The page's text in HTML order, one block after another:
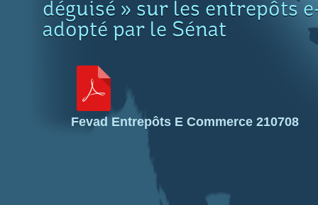
déguisé » sur les entrepôts
adopté par le Sénat
Fevad Entrepôts E Commerce 210708